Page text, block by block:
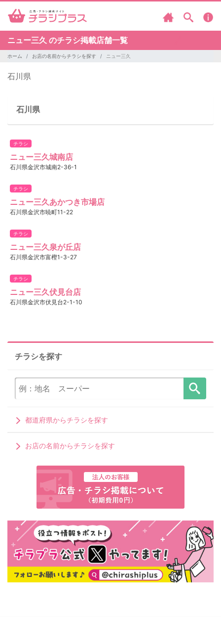
ニュー三久 のチラシ掲載店舗一覧
ホーム お店の名前からチラシを探す ニュー三久
石川県
石川県
チラシ
ニュー三久城南店
石川県金沢市城南2-36-1
チラシ
ニュー三久あかつき市場店
石川県金沢市暁町11-22
チラシ
ニュー三久泉が丘店
石川県金沢市富樫1-3-27
チラシ
ニュー三久伏見台店
石川県金沢市伏見台2-1-10
チラシを探す
都道府県からチラシを探す
お店の名前からチラシを探す